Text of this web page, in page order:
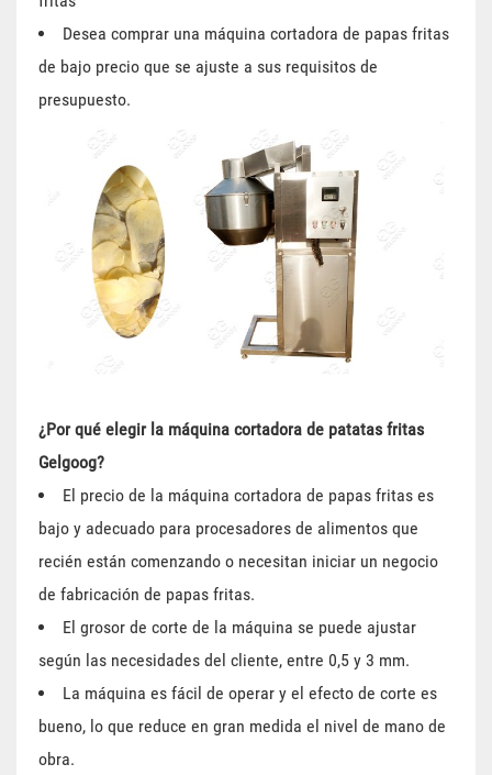
Desea comprar una máquina cortadora de papas fritas
de bajo precio que se ajuste a sus requisitos de
presupuesto.
¿Por qué elegir la máquina cortadora de patatas fritas
Gelgoog?
El precio de la máquina cortadora de papas fritas es
bajo y adecuado para procesadores de alimentos que
recién están comenzando o necesitan iniciar un negocio
de fabricación de papas fritas.
El grosor de corte de la máquina se puede ajustar
según las necesidades del cliente, entre 0,5 y 3 mm.
La máquina es fácil de operar y el efecto de corte es
bueno, lo que reduce en gran medida el nivel de mano de
obra.